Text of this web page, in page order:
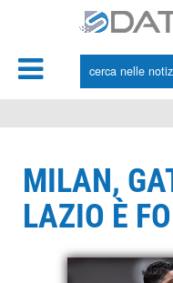
MILAN,
LAZIO È